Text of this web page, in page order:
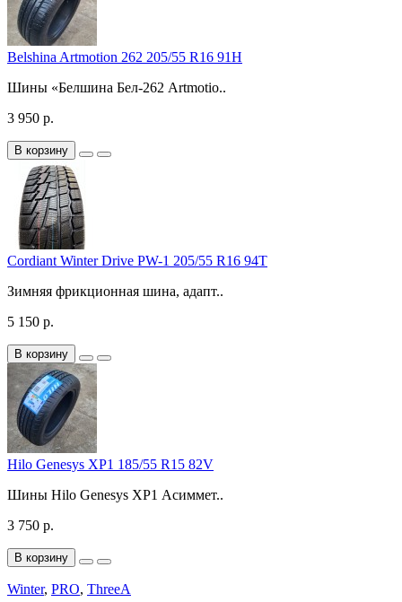
Belshina Artmotion 262 205/55 R16 91H
Шины «Белшина Бел-262 Artmotio..
3 950 р.
В корзину
Cordiant Winter Drive PW-1 205/55 R16 94T
Зимняя фрикционная шина, адапт..
5 150 р.
В корзину
Hilo Genesys XP1 185/55 R15 82V
Шины Hilo Genesys XP1 Асиммет..
3 750 р.
В корзину
Winter, PRO, ThreeA